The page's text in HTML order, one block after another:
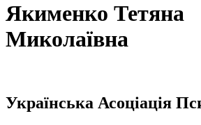
Якименко Тетяна
Миколаївна
Українська Асоціація